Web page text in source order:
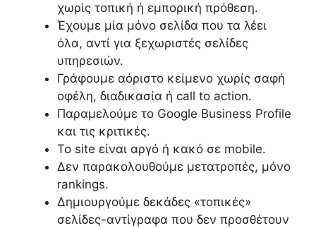
χωρίς τοπική ή εμπορική πρόθεση.
Έχουμε μία μόνο σελίδα που τα λέει
όλα, αντί για ξεχωριστές σελίδες
υπηρεσιών.
Γράφουμε αόριστο κείμενο χωρίς σαφή
οφέλη, διαδικασία ή call to action.
Παραμελούμε το Google Business Profile
και τις κριτικές.
Το site είναι αργό ή κακό σε mobile.
Δεν παρακολουθούμε μετατροπές, μόνο
rankings.
Δημιουργούμε δεκάδες «τοπικές»
σελίδες-αντίγραφα που δεν προσθέτουν